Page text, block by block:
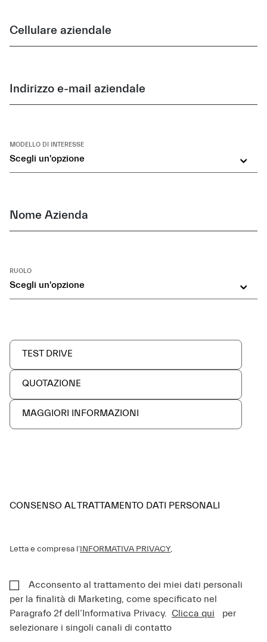
Cellulare aziendale
Indirizzo e-mail aziendale
Scegli un'opzione
MODELLO DI INTERESSE
Nome Azienda
Scegli un'opzione
RUOLO
TEST DRIVE
QUOTAZIONE
MAGGIORI INFORMAZIONI
CONSENSO AL TRATTAMENTO DATI PERSONALI
Letta e compresa l’INFORMATIVA PRIVACY,
Acconsento al trattamento dei miei dati personali
per la finalità di Marketing, come specificato nel
Paragrafo 2f dell’Informativa Privacy. Clicca qui
per
selezionare i singoli canali di contatto